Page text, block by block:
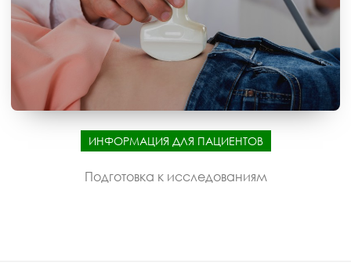
ИНФОРМАЦИЯ ДЛЯ ПАЦИЕНТОВ
Подготовка к исследованиям